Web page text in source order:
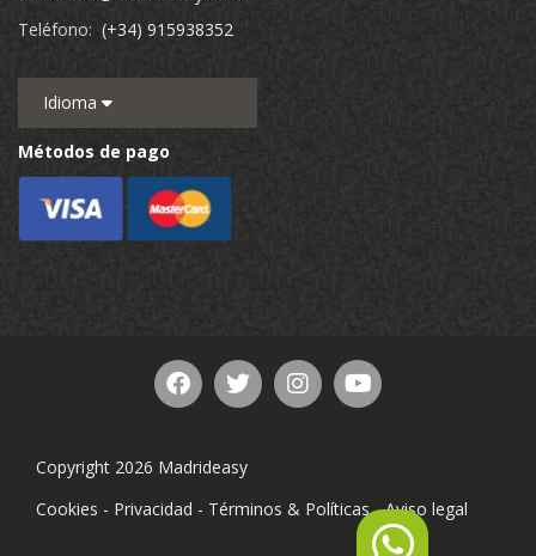
Teléfono: (+34) 915938352
Idioma
Métodos de pago
Copyright 2026 Madrideasy
Cookies - Privacidad - Términos & Políticas-Aviso legal